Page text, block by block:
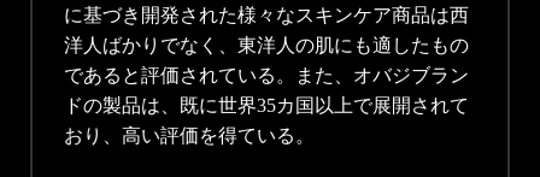
に基づき開発された様々なスキンケア商品は西
洋人ばかりでなく、東洋人の肌にも適したもの
であると評価されている。また、オバジブラン
ドの製品は、既に世界35カ国以上で展開されて
おり、高い評価を得ている。